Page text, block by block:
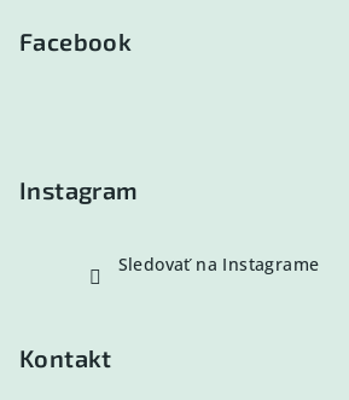
Facebook
Instagram
Sledovať na Instagrame
Kontakt